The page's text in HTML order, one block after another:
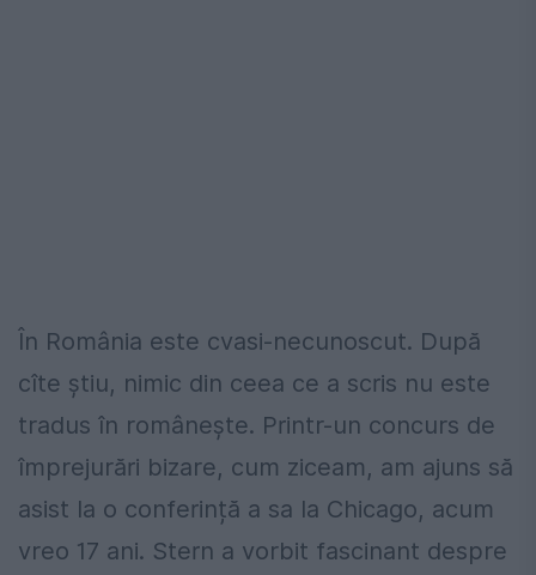
În România este cvasi-necunoscut. După
cîte știu, nimic din ceea ce a scris nu este
tradus în românește. Printr-un concurs de
împrejurări bizare, cum ziceam, am ajuns să
asist la o conferință a sa la Chicago, acum
vreo 17 ani. Stern a vorbit fascinant despre